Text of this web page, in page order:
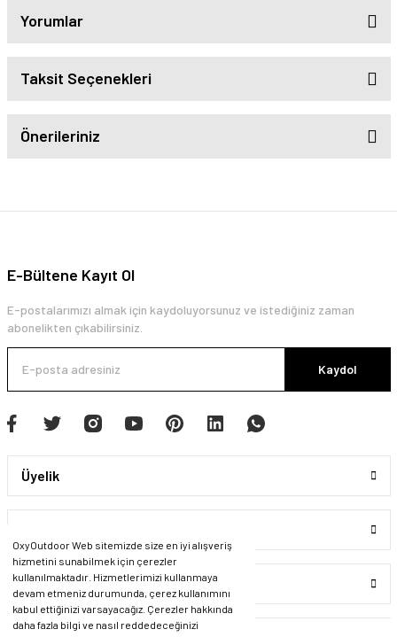
OxyOutdoor Web sitemizde size en iyi alışveriş
hizmetini sunabilmek için çerezler
kullanılmaktadır. Hizmetlerimizi kullanmaya
devam etmeniz durumunda, çerez kullanımını
kabul ettiğinizi varsayacağız. Çerezler hakkında
daha fazla bilgi ve nasıl reddedeceğinizi
Yorumlar
Taksit Seçenekleri
Önerileriniz
E-Bültene Kayıt Ol
E-postalarımızı almak için kaydoluyorsunuz ve istediğiniz zaman
abonelikten çıkabilirsiniz.
Kaydol
Üyelik
Alışveriş